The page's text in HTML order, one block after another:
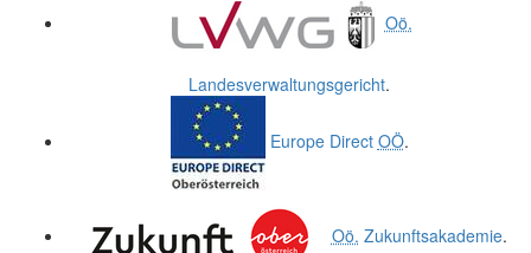
Oö.
Landesverwaltungsgericht.
Europe Direct OÖ.
Oö. Zukunftsakademie.